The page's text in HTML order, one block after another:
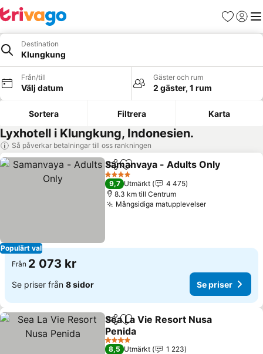
Favoriter
Logga
Destination
Klungkung
Från/till
Välj datum
Gäster och rum
2 gäster, 1 rum
Sortera Filtrera Karta
Lyxhotell i Klungkung, Indonesien.
Så påverkar betalningar till oss rankningen
Populärt val
Dela Lägg till i Mina Favoriter
Samanvaya - Adults Only
4 Stjärnor
9,7 Utmärkt
4 475
8.3 km till Centrum
Mångsidiga matupplevelserSe priser
Från 2 073 kr
Se priser från 8 sidor Se priser
Dela Lägg till i Mina Favoriter
Sea La Vie Resort Nusa
Penida
Se priser
4 Stjärnor
8,5 Utmärkt
1 223